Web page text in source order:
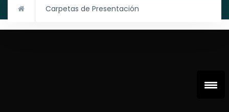
Carpetas de Presentación